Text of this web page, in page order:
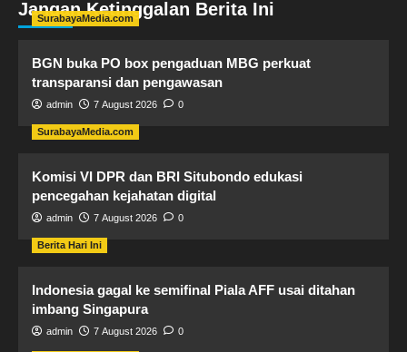
Jangan Ketinggalan Berita Ini
SurabayaMedia.com
BGN buka PO box pengaduan MBG perkuat
transparansi dan pengawasan
admin 7 August 2026 0
SurabayaMedia.com
Komisi VI DPR dan BRI Situbondo edukasi
pencegahan kejahatan digital
admin 7 August 2026 0
Berita Hari Ini
Indonesia gagal ke semifinal Piala AFF usai ditahan
imbang Singapura
admin 7 August 2026 0